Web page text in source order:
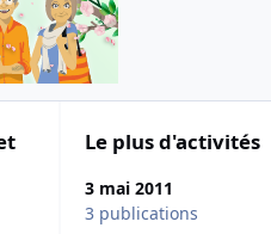
Le plus d'activités
3 mai 2011
3 publications